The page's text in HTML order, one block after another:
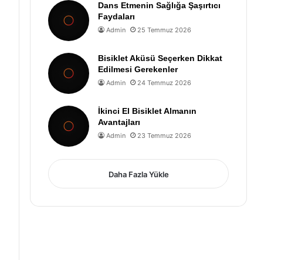
Dans Etmenin Sağlığa Şaşırtıcı
Faydaları
Admin 25 Temmuz 2026
Bisiklet Aküsü Seçerken Dikkat
Edilmesi Gerekenler
Admin 24 Temmuz 2026
İkinci El Bisiklet Almanın
Avantajları
Admin 23 Temmuz 2026
Daha Fazla Yükle